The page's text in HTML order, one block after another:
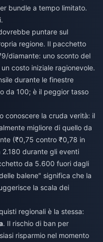
bundle a tempo limitato.
puntare sul
regione. Il pacchetto
diamante: uno sconto del
costo iniziale ragionevole.
durante le finestre
da 100; è il peggior tasso
conoscere la cruda verità: il
migliore di quello da
(₹0,75 contro ₹0,78 in
durante gli eventi
da 5.600 fuori dagli
balene" significa che la
la scala dei
regionali è la stessa:
. Il rischio di ban per
risparmio nel momento